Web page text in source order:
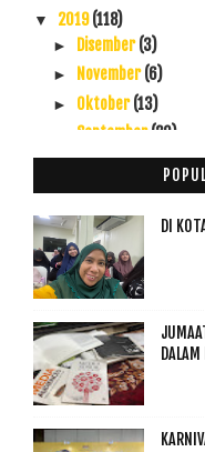
▼ 2019(118)
► Disember(3)
► November(6)
► Oktober(13)
September(20)
►Ogos(9)
►Julai(3)
►Jun(3)
►Mei(15)
►April(14)
Ayuh Rakyat
Anugera...
Petal Velvet Sunaway
Melind...
10 Aktiviti Paling
DI